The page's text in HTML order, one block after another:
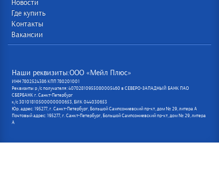
Новости
Где купить
Контакты
Вакансии
Наши реквизиты:ООО «Мейл Плюс»
ИНН 7802524386 КПП 780201001
Реквизиты р /с получателя: 40702810955080005460 в СЕВЕРО-ЗАПАДНЫЙ БАНК ПАО
СБЕРБАНК г. Санкт-Петербург
к/с 30101810500000000653, БИК 044030653
Юр. адрес: 195277, г. Санкт-Петербург, Большой Сампсониевский пр-кт, дом № 29, литера А
Почтовый адрес: 195277, г. Санкт-Петербург, Большой Сампсониевский пр-кт, дом № 29, литера
А